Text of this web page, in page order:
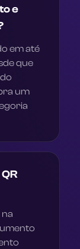
e
em até
que
um